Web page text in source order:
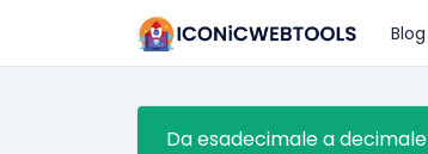
Blog
Da esadecimale a decimale